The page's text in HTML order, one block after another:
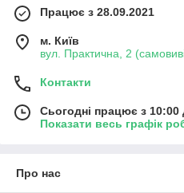
Працює з 28.09.2021
м. Київ
вул. Практична, 2
Контакти
Сьогодні працює з 10:00
Показати весь графік
Про нас